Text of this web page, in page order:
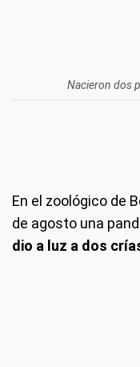
Nacieron dos
En el zoológico de
de agosto una
dio a luz a dos